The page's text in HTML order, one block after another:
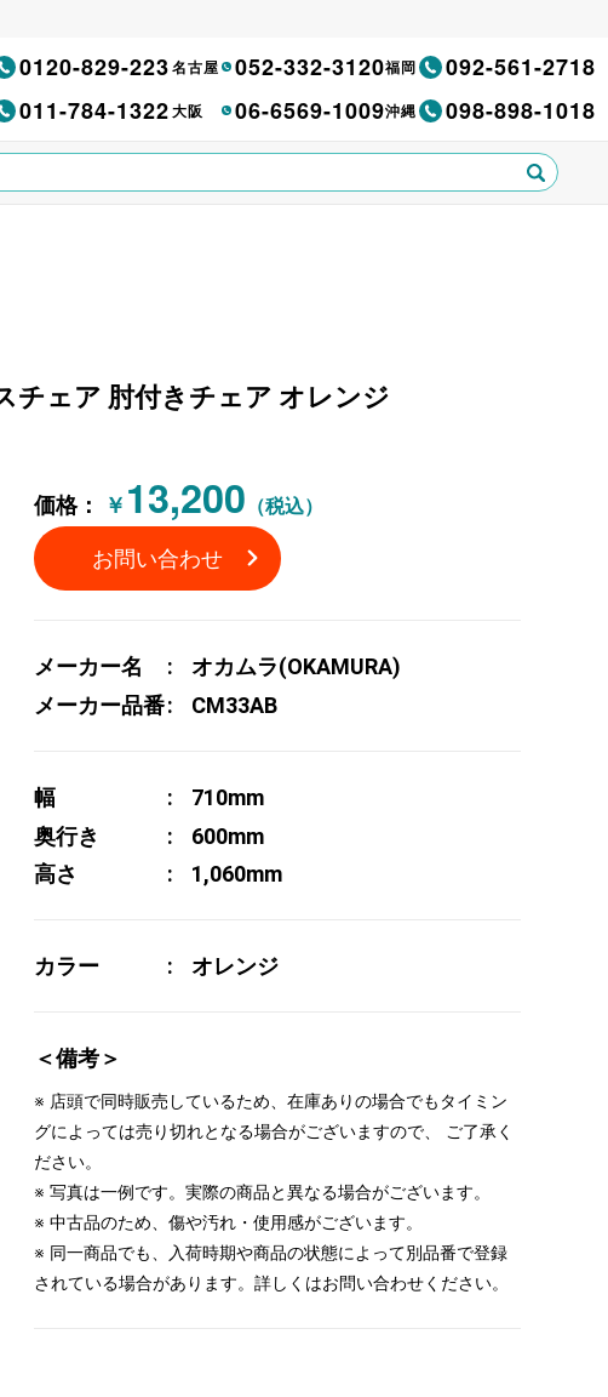
0120-829-223名古屋 052-332-3120福岡 092-561-2718
011-784-1322大阪 06-6569-1009沖縄 098-898-1018
チェア 肘付きチェア オレンジ
価格： ￥ 13,200 （税込）
お問い合わせ
メーカー名
オカムラ(OKAMURA)
メーカー品番
CM33AB
幅
710mm
奥行き
600mm
高さ
1,060mm
カラー オレンジ
＜備考＞
※ 店頭で同時販売しているため、在庫ありの場合でもタイミン
グによっては売り切れとなる場合がございますので、 ご了承く
ださい。
※ 写真は一例です。実際の商品と異なる場合がございます。
※ 中古品のため、傷や汚れ・使用感がございます。
※ 同一商品でも、入荷時期や商品の状態によって別品番で登録
されている場合があります。詳しくはお問い合わせください。